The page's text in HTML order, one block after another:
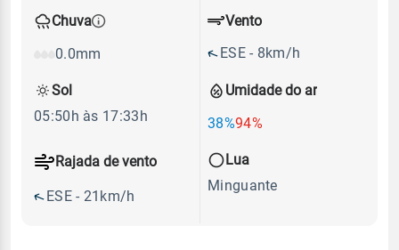
Chuva
0.0mm
Umidade do ar
38%94%
Vento
ESE - 8km/h
Rajada de vento
ESE - 21km/h
Sol
05:50h às 17:33h
Lua
Minguante